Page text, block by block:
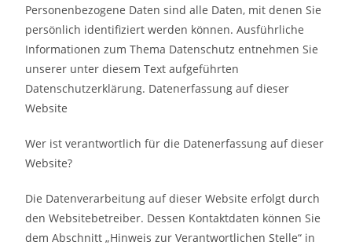
Personenbezogene Daten sind alle Daten, mit denen Sie
persönlich identifiziert werden können. Ausführliche
Informationen zum Thema Datenschutz entnehmen Sie
unserer unter diesem Text aufgeführten
Datenschutzerklärung. Datenerfassung auf dieser
Website
Wer ist verantwortlich für die Datenerfassung auf dieser
Website?
Die Datenverarbeitung auf dieser Website erfolgt durch
den Websitebetreiber. Dessen Kontaktdaten können Sie
dem Abschnitt „Hinweis zur Verantwortlichen Stelle“ in